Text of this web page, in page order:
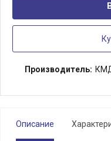
Производитель:
Описание